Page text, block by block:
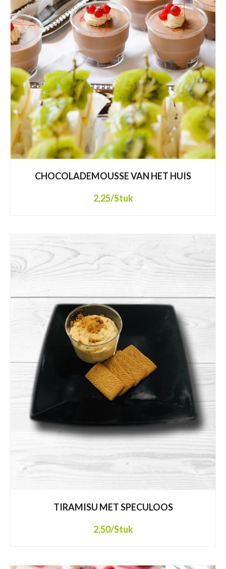
CHOCOLADEMOUSSE VAN HET HUIS
2,25/Stuk
TIRAMISU MET SPECULOOS
2,50/Stuk